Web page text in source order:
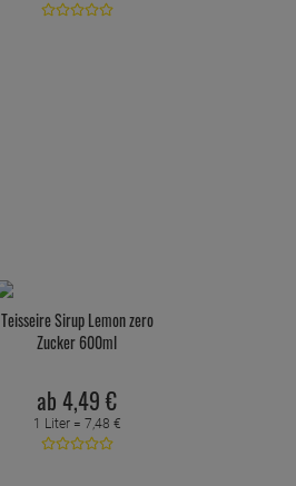
Teisseire Sirup Lemon zero
Zucker 600ml
ab 4,49 €
1 Liter = 7,48 €